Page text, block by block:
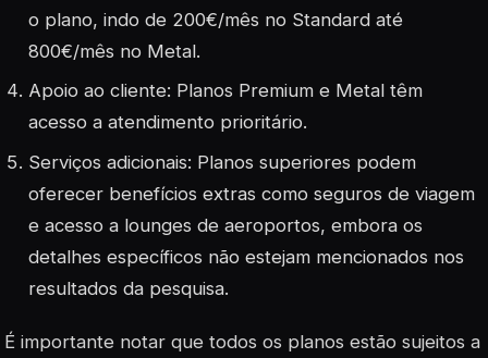
o plano, indo de 200€/mês no Standard até
800€/mês no Metal.
Apoio ao cliente: Planos Premium e Metal têm
acesso a atendimento prioritário.
Serviços adicionais: Planos superiores podem
oferecer benefícios extras como seguros de viagem
e acesso a lounges de aeroportos, embora os
detalhes específicos não estejam mencionados nos
resultados da pesquisa.
É importante notar que todos os planos estão sujeitos a